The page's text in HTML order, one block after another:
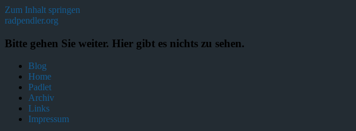
Zum Inhalt springen
radpendler.org
Bitte gehen Sie weiter. Hier gibt es nichts zu sehen.
Blog
Home
Padlet
Archiv
Links
Impressum